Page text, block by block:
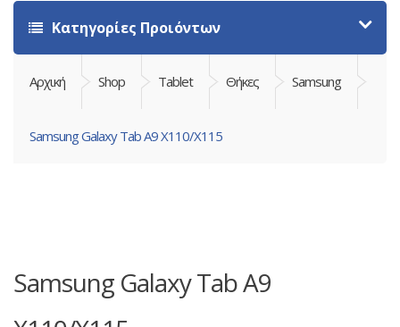
Κατηγορίες Προιόντων
Αρχική Shop Tablet Θήκες Samsung
Samsung Galaxy Tab A9 X110/X115
Samsung Galaxy Tab A9